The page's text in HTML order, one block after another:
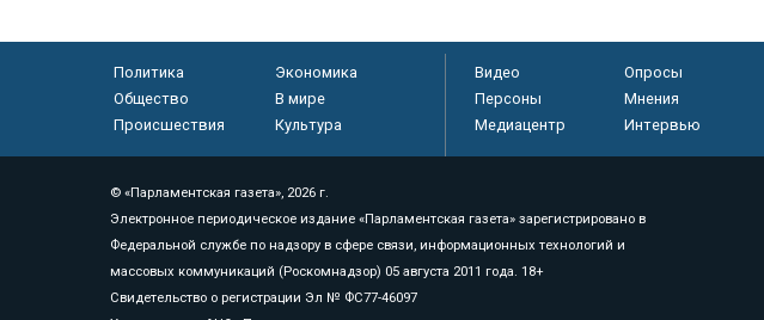
Политика
Экономика
Общество
В мире
Происшествия
Культура
Видео Опросы
Персоны
Мнения
Медиацентр
Интервью
© «Парламентская газета», 2026 г.
Электронное периодическое издание «Парламентская газета» зарегистрировано в
Федеральной службе по надзору в сфере связи, информационных технологий и
массовых коммуникаций (Роскомнадзор) 05 августа 2011 года. 18+
Свидетельство о регистрации Эл № ФС77-46097